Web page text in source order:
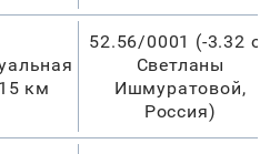
км
52.56/0001 (-3.32
Светланы
Ишмуратовой,
Россия)